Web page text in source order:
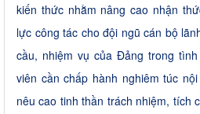
kiến thức nhằm nâng cao nhận
lực công tác cho đội ngũ cán bộ
cầu, nhiệm vụ của Đảng trong
viên cần chấp hành nghiêm túc
nêu cao tinh thần trách nhiệm, tích